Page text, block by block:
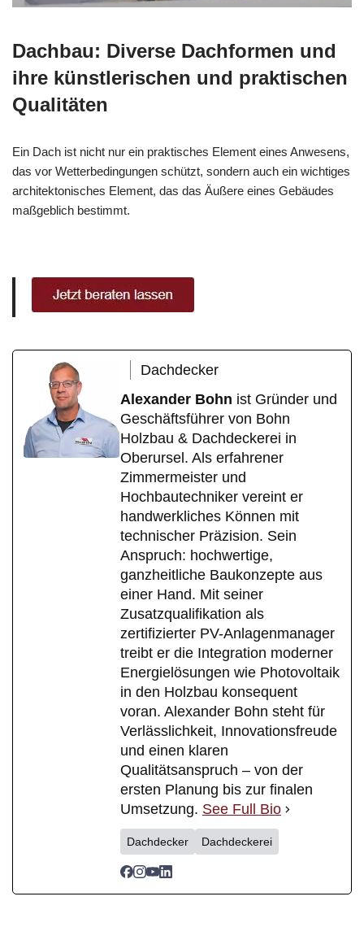
Dachbau: Diverse Dachformen und
ihre künstlerischen und praktischen
Qualitäten
Ein Dach ist nicht nur ein praktisches Element eines Anwesens,
das vor Wetterbedingungen schützt, sondern auch ein wichtiges
architektonisches Element, das das Äußere eines Gebäudes
maßgeblich bestimmt.
Dachdecker
Alexander Bohn ist Gründer und
Geschäftsführer von Bohn
Holzbau & Dachdeckerei in
Oberursel. Als erfahrener
Zimmermeister und
Hochbautechniker vereint er
handwerkliches Können mit
technischer Präzision. Sein
Anspruch: hochwertige,
ganzheitliche Baukonzepte aus
einer Hand. Mit seiner
Zusatzqualifikation als
zertifizierter PV-Anlagenmanager
treibt er die Integration moderner
Energielösungen wie Photovoltaik
in den Holzbau konsequent
voran. Alexander Bohn steht für
Verlässlichkeit, Innovationsfreude
und einen klaren
Qualitätsanspruch – von der
ersten Planung bis zur finalen
Umsetzung. See Full Bio
Dachdecker Dachdeckerei